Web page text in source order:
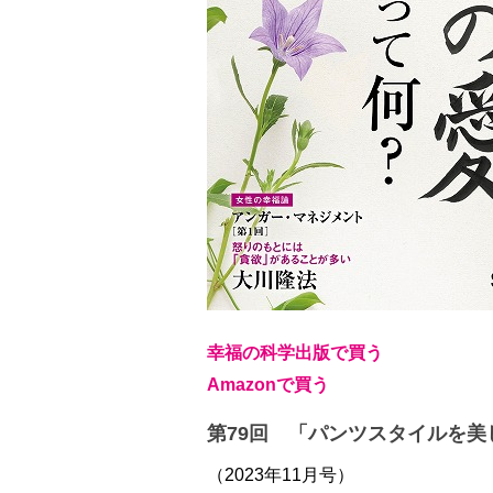
幸福の科学出版で買う
Amazonで買う
第79回 「パンツスタイルを美
（2023年11月号）